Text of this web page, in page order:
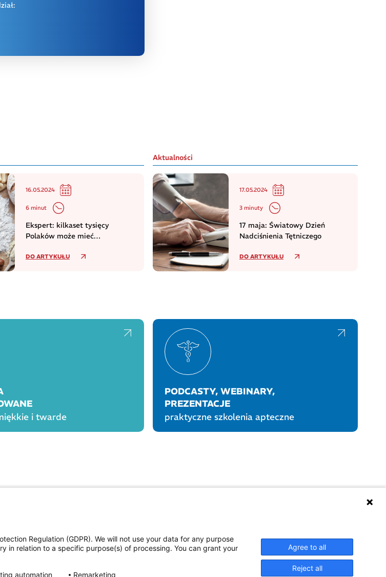
16.05.2024
6 minut
Ekspert: kilkaset tysięcy
Polaków może mieć
DO ARTYKUŁU
Aktualności
17.05.2024
3 minuty
17 maja: Światowy Dzień
Nadciśnienia Tętniczego
DO ARTYKUŁU
i twarde
PODCASTY, WEBINARY,
PREZENTACJE
praktyczne szkolenia apteczne
serwisu
konkursu Farmacja Play
konkursu Lakcid Entero
Regulation (GDPR). We will not use your data for any purpose
in relation to a specific purpose(s) of processing. You can grant your
automation Remarketing
Agree to all
Reject all